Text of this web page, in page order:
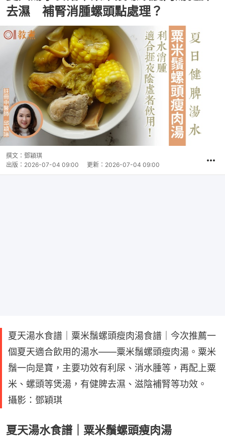
去濕 補腎消腫螺頭點處理？
撰文： 鄧穎琪
出版： 2026-07-04 09:00 更新： 2026-07-04 09:00
夏天湯水食譜｜粟米鬚螺頭瘦肉湯食譜｜今次推薦一
個夏天適合飲用的湯水——粟米鬚螺頭瘦肉湯。粟米
鬚一向是寶，主要功效有利尿、消水腫等，再配上粟
米、螺頭等煲湯，有健脾去濕、滋陰補腎等功效。
攝影：鄧穎琪
夏天湯水食譜｜粟米鬚螺頭瘦肉湯